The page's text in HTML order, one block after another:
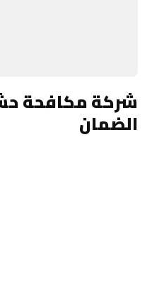
شركة مكافحة
الضمان